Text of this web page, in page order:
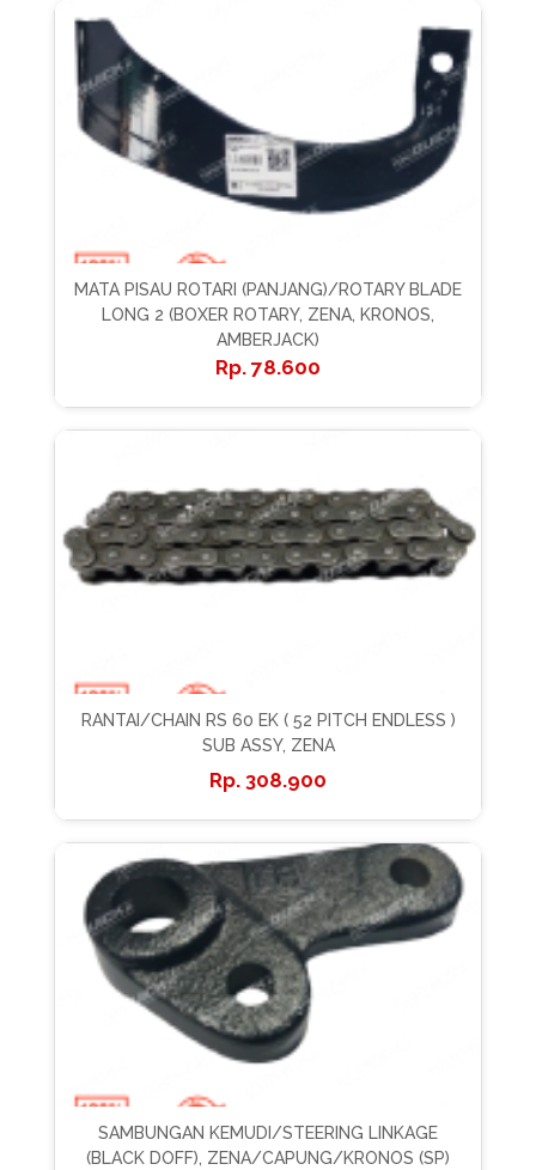
MATA PISAU ROTARI (PANJANG)/ROTARY BLADE
LONG 2 (BOXER ROTARY, ZENA, KRONOS,
AMBERJACK)
78.600
RANTAI/CHAIN RS 60 EK ( 52 PITCH ENDLESS )
SUB ASSY, ZENA
308.900
SAMBUNGAN KEMUDI/STEERING LINKAGE
(BLACK DOFF), ZENA/CAPUNG/KRONOS (SP)